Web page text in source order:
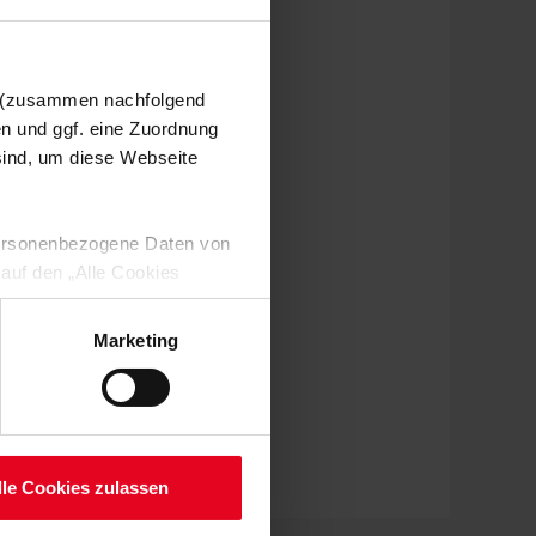
nachfolgend
und ggf. eine Zuordnung
um diese Webseite
Daten von
den „Alle Cookies
Verarbeitung Ihrer
Art. 6 Abs. 1 lit. a DSGVO
Ihre etwaig erteilten
Marketing
Cookies zulassen